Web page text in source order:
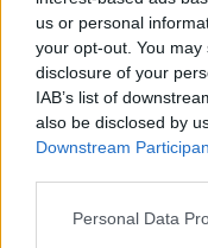
us or personal
your opt-out. You
disclosure of your
IAB’s list of
also be disclosed by
Downstream
Personal Data